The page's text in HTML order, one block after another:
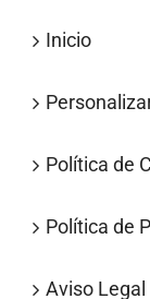
Inicio
Política de
Política de
Aviso Legal